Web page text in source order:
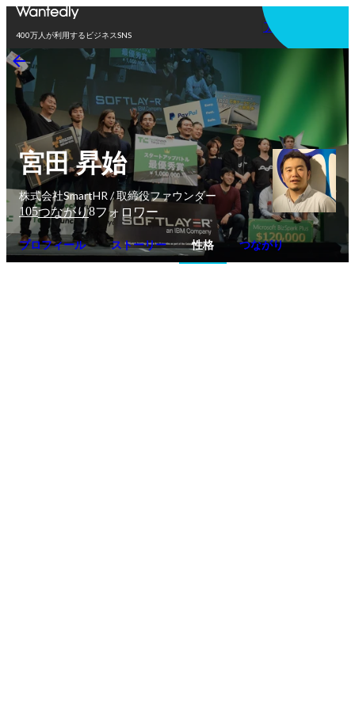
400万人が利用するビジネスSNS
アプリを使う
宮田 昇始
株式会社SmartHR / 取締役ファウンダー
105つながり8フォロワー
プロフィール ストーリー 性格 つながり